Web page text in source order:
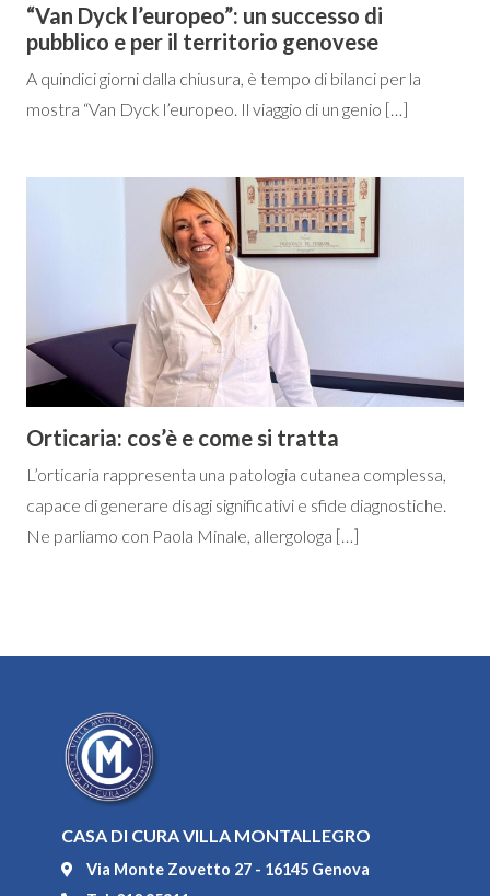
“Van Dyck l’europeo”: un successo di
pubblico e per il territorio genovese
A quindici giorni dalla chiusura, è tempo di bilanci per la
mostra “Van Dyck l’europeo. Il viaggio di un genio […]
Orticaria: cos’è e come si tratta
L’orticaria rappresenta una patologia cutanea complessa,
capace di generare disagi significativi e sfide diagnostiche.
Ne parliamo con Paola Minale, allergologa […]
CASA DI CURA VILLA MONTALLEGRO
Via Monte Zovetto 27 - 16145 Genova